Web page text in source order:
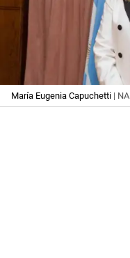
María Eugenia Capuchetti | NA